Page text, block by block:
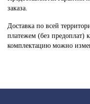
заказа.
Доставка по всей
платежем (без предоплат)
комплектацию можно